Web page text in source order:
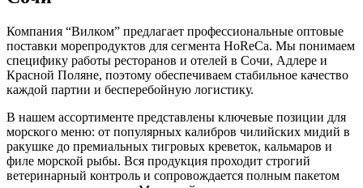
Компания “Вилком” предлагает профессиональные оптовые
поставки морепродуктов для сегмента HoReCa. Мы понимаем
специфику работы ресторанов и отелей в Сочи, Адлере и
Красной Поляне, поэтому обеспечиваем стабильное качество
каждой партии и бесперебойную логистику.
В нашем ассортименте представлены ключевые позиции для
морского меню: от популярных калибров чилийских мидий в
ракушке до премиальных тигровых креветок, кальмаров и
филе морской рыбы. Вся продукция проходит строгий
ветеринарный контроль и сопровождается полным пакетом